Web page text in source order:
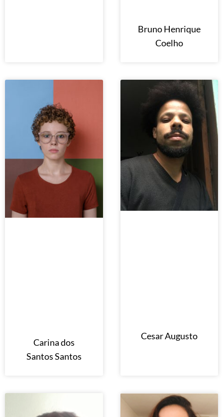
Bruno Henrique
Coelho
Carina dos
Santos Santos
Cesar Augusto